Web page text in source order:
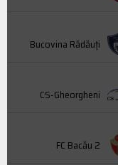
Bucovina Rădăuți
CS-Gheorgheni
FC Bacău 2